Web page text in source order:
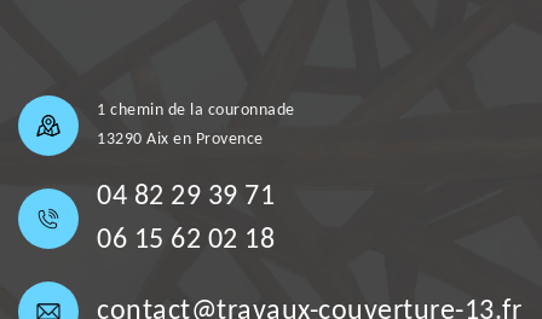
1 chemin de la couronnade
13290 Aix en Provence
04 82 29 39 71
06 15 62 02 18
contact@travaux-couverture-13.fr